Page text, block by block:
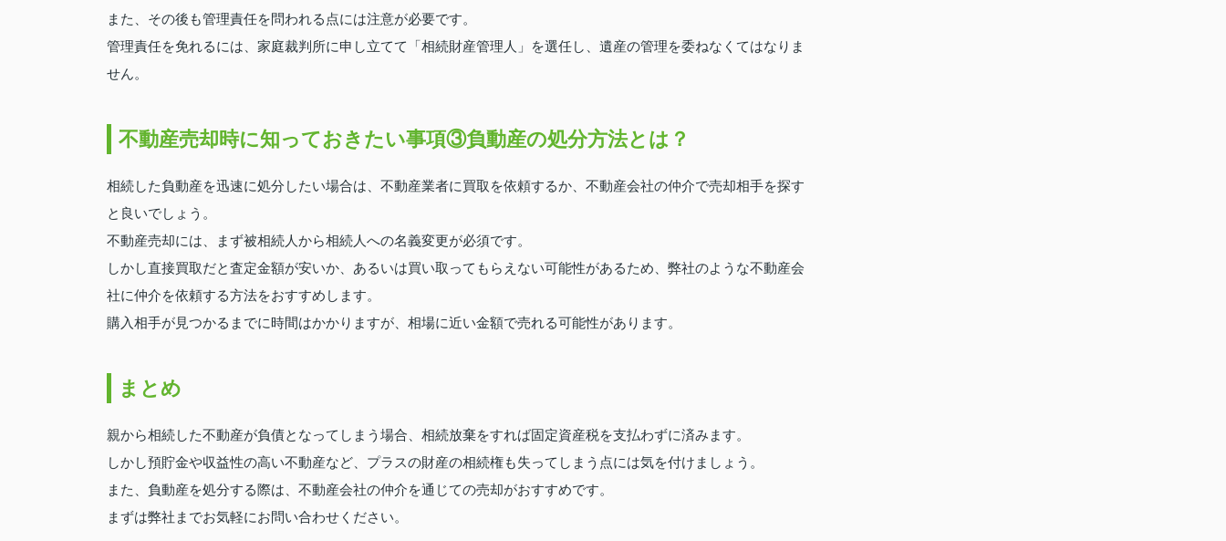
また、その後も管理責任を問われる点には注意が必要です。
管理責任を免れるには、家庭裁判所に申し立てて「相続財産管理人」を選任し、遺産の管理を委ねなくてはなりま
せん。
不動産売却時に知っておきたい事項③負動産の処分方法とは？
相続した負動産を迅速に処分したい場合は、不動産業者に買取を依頼するか、不動産会社の仲介で売却相手を探す
と良いでしょう。
不動産売却には、まず被相続人から相続人への名義変更が必須です。
しかし直接買取だと査定金額が安いか、あるいは買い取ってもらえない可能性があるため、弊社のような不動産会
社に仲介を依頼する方法をおすすめします。
購入相手が見つかるまでに時間はかかりますが、相場に近い金額で売れる可能性があります。
まとめ
親から相続した不動産が負債となってしまう場合、相続放棄をすれば固定資産税を支払わずに済みます。
しかし預貯金や収益性の高い不動産など、プラスの財産の相続権も失ってしまう点には気を付けましょう。
また、負動産を処分する際は、不動産会社の仲介を通じての売却がおすすめです。
まずは弊社までお気軽にお問い合わせください。